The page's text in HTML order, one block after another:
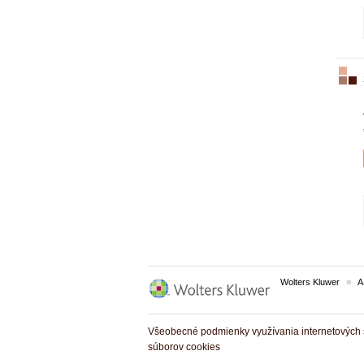
Wolters Kluwer
Všeobecné podmienky využívania
súborov cookies